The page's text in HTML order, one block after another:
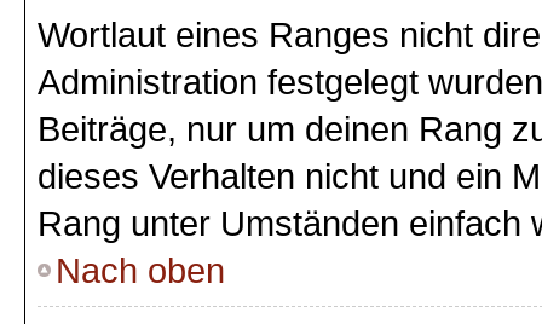
Wortlaut eines Ranges nicht
Administration festgelegt
Beiträge, nur um deinen Rang
dieses Verhalten nicht und ein
Rang unter Umständen einfach
Nach oben